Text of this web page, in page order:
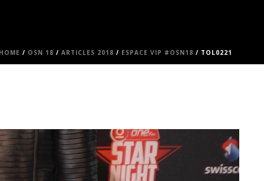
/ OSN 18 / ARTICLES 2018 / ESPACE VIP #OSN18 / TOL0221